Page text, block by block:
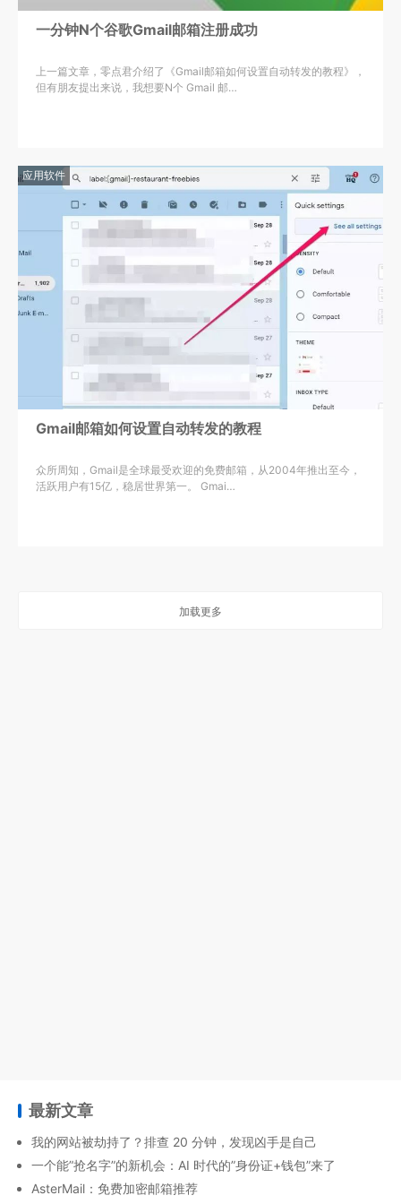
一分钟N个谷歌Gmail邮箱注册成功
上一篇文章，零点君介绍了《Gmail邮箱如何设置自动转发的教程》，
但有朋友提出来说，我想要N个 Gmail 邮…
应用软件
Gmail邮箱如何设置自动转发的教程
众所周知，Gmail是全球最受欢迎的免费邮箱，从2004年推出至今，
活跃用户有15亿，稳居世界第一。 Gmai…
加载更多
最新文章
我的网站被劫持了？排查 20 分钟，发现凶手是自己
一个能”抢名字”的新机会：AI 时代的”身份证+钱包”来了
AsterMail：免费加密邮箱推荐